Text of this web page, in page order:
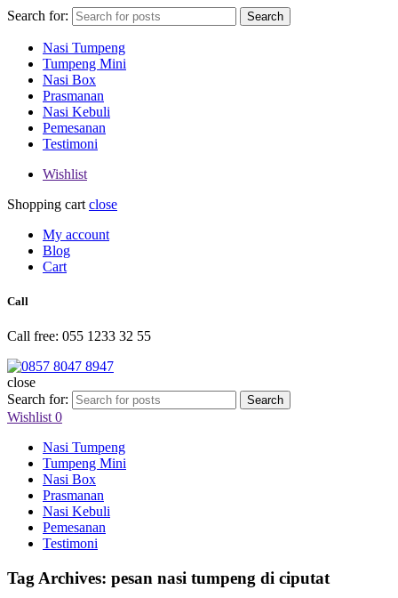
Search for: Search
Nasi Tumpeng
Tumpeng Mini
Nasi Box
Prasmanan
Nasi Kebuli
Pemesanan
Testimoni
Wishlist
Shopping cart close
My account
Blog
Cart
Call
Call free: 055 1233 32 55
close
Search for:
Search
Wishlist 0
Nasi Tumpeng
Tumpeng Mini
Nasi Box
Prasmanan
Nasi Kebuli
Pemesanan
Testimoni
Tag Archives: pesan nasi tumpeng di ciputat